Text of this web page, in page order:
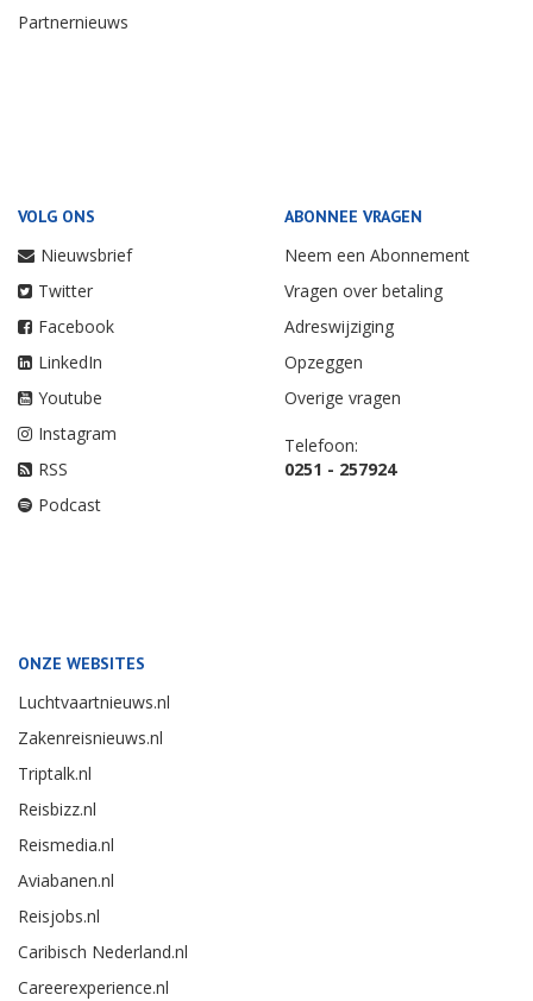
Partnernieuws
VOLG ONS
Nieuwsbrief
Twitter
Facebook
LinkedIn
Youtube
Instagram
RSS
Podcast
ABONNEE VRAGEN
Neem een Abonnement
Vragen over betaling
Adreswijziging
Opzeggen
Overige vragen
Telefoon:
0251 - 257924
ONZE WEBSITES
Luchtvaartnieuws.nl
Zakenreisnieuws.nl
Triptalk.nl
Reisbizz.nl
Reismedia.nl
Aviabanen.nl
Reisjobs.nl
Caribisch Nederland.nl
Careerexperience.nl